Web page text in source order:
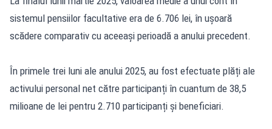
sistemul pensiilor facultative era de 6.706 lei, în ușoară
scădere comparativ cu aceeași perioadă a anului precedent.
În primele trei luni ale anului 2025, au fost efectuate plăți ale
activului personal net către participanți în cuantum de 38,5
milioane de lei pentru 2.710 participanți și beneficiari.